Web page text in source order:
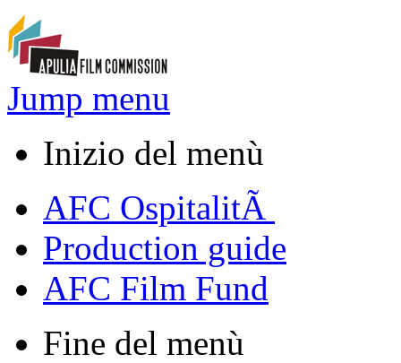
Jump menu
Inizio del menù
AFC OspitalitÃ
Production guide
AFC Film Fund
Fine del menù